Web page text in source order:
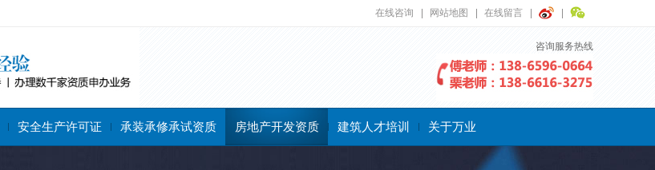
在线咨询 网站地图 在线留言
咨询服务热线
安全生产许可证 承装承修承试资质 房地产开发资质 建筑人才培训 关于万业